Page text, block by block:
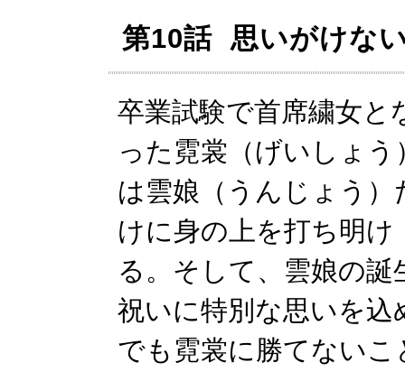
第10話 思いがけな
卒業試験で首席繍女と
った霓裳（げいしょう
は雲娘（うんじょう）
けに身の上を打ち明け
る。そして、雲娘の誕
祝いに特別な思いを
でも霓裳に勝てない